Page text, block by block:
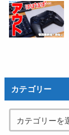
カテゴリー